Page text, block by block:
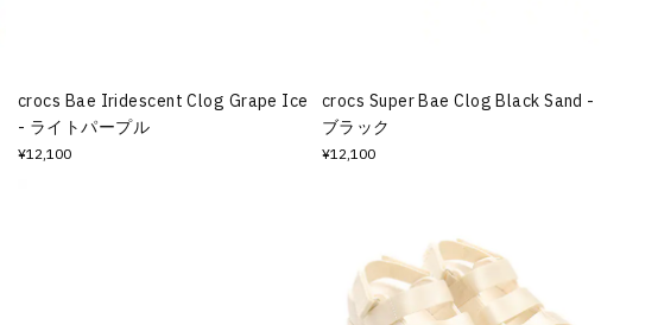
crocs Bae Iridescent Clog Grape Ice
- ライトパープル
¥12,100
crocs Super Bae Clog Black Sand -
ブラック
¥12,100